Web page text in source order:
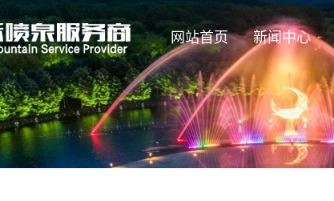
网站首页 新闻中心